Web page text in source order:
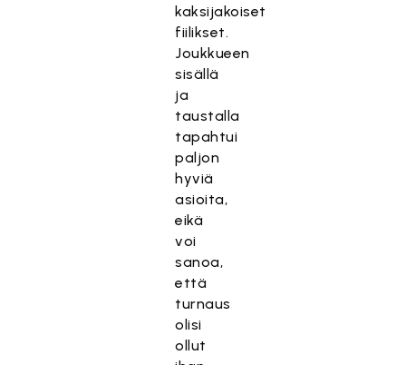
kaksijakoiset
fiilikset.
Joukkueen
sisällä
ja
taustalla
tapahtui
paljon
hyviä
asioita,
eikä
voi
sanoa,
että
turnaus
olisi
ollut